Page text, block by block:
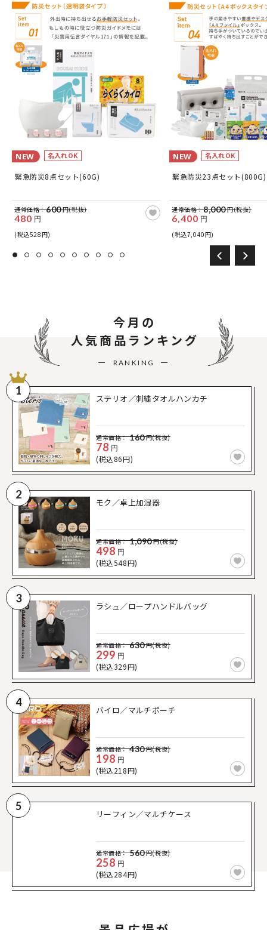
NEW 名入れOK
緊急防災8点セット(60G)
通常価格：600円(税抜)
480 円
(税込528円)
NEW 名入れOK
緊急防災23点セット(800G)
通常価格：8,000円(税抜)
6,400 円
(税込7,040円)
今月の
人気商品ランキング
RANKING
1
ステリオ／刺繍タオルハンカチ
通常価格： 160円(税抜)
78 円
(税込86円)
2
モク／卓上加湿器
通常価格： 1,090円(税抜)
498 円
(税込548円)
3
ラシュ／ロープハンドルバッグ
通常価格： 630円(税抜)
299 円
(税込329円)
4
バイロ／マルチポーチ
通常価格： 430円(税抜)
198 円
(税込218円)
5
リーフィン／マルチケース
通常価格： 560円(税抜)
258 円
(税込284円)